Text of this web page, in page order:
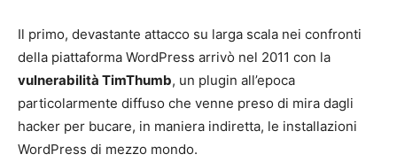
Il primo, devastante attacco su larga scala nei confronti
della piattaforma WordPress arrivò nel 2011 con la
vulnerabilità TimThumb, un plugin all’epoca
particolarmente diffuso che venne preso di mira dagli
hacker per bucare, in maniera indiretta, le installazioni
WordPress di mezzo mondo.